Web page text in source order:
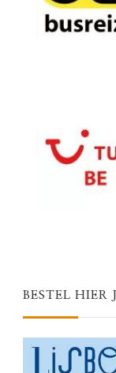
BESTEL HIER